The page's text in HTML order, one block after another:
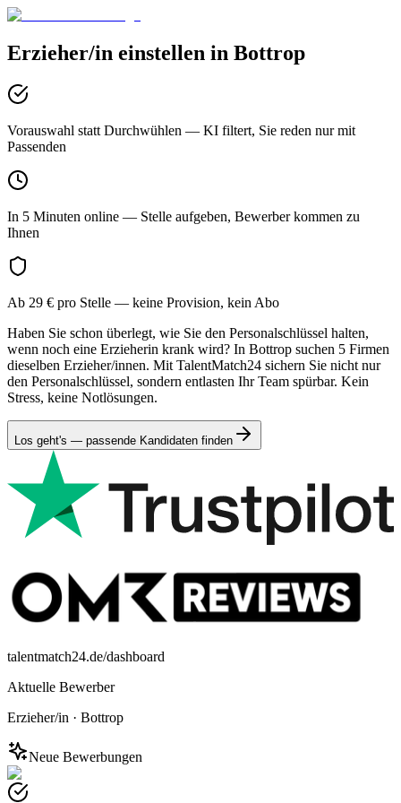
Erzieher/in einstellen in Bottrop
Vorauswahl statt Durchwühlen — KI filtert, Sie reden nur mit
Passenden
In 5 Minuten online — Stelle aufgeben, Bewerber kommen zu
Ihnen
Ab 29 € pro Stelle — keine Provision, kein Abo
Haben Sie schon überlegt, wie Sie den Personalschlüssel halten,
wenn noch eine Erzieherin krank wird? In Bottrop suchen 5 Firmen
dieselben Erzieher/innen. Mit TalentMatch24 sichern Sie nicht nur
den Personalschlüssel, sondern entlasten Ihr Team spürbar. Kein
Stress, keine Notlösungen.
Los geht's — passende Kandidaten finden
talentmatch24.de/dashboard
Aktuelle Bewerber
Erzieher/in · Bottrop
Neue Bewerbungen